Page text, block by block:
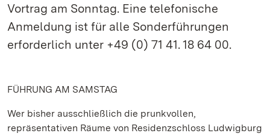
Vortrag am Sonntag. Eine telefonische
Anmeldung ist für alle Sonderführungen
erforderlich unter +49 (0) 71 41. 18 64 00.
FÜHRUNG AM SAMSTAG
Wer bisher ausschließlich die prunkvollen,
repräsentativen Räume von Residenzschloss Ludwigburg